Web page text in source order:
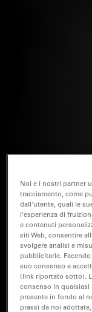
Noi e i nostri partner
tracciamento, come
dall'utente, quali le
l'esperienza di
e contenuti
siti Web, consentire
svolgere analisi e
pubblicitarie.
suo consenso e
(link riportato sotto).
consenso in qualsiasi
presente in fondo al
prassi da noi